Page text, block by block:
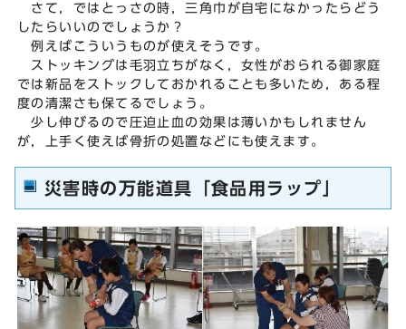
さて，ではとっさの時，三角巾が自宅になかったらどう
したらいいのでしょうか？
例えばこういうものが使えそうです。
ストッキングは毛羽立ちがなく，女性がおられる御家庭
では新品をストックしておかれることも多いため，ある程
度の清潔さも保てるでしょう。
少し伸びるので圧迫止血の効果は薄いかもしれません
が，上手く使えば骨折の処置などにも使えます。
災害時の万能道具「食品用ラップ」